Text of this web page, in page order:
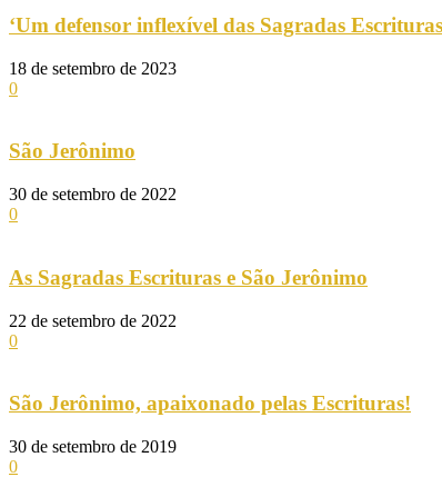
‘Um defensor inflexível das Sagradas
18 de setembro de 2023
0
São Jerônimo
30 de setembro de 2022
0
As Sagradas Escrituras e São Jerônimo
22 de setembro de 2022
0
São Jerônimo, apaixonado pelas Escrituras!
30 de setembro de 2019
0